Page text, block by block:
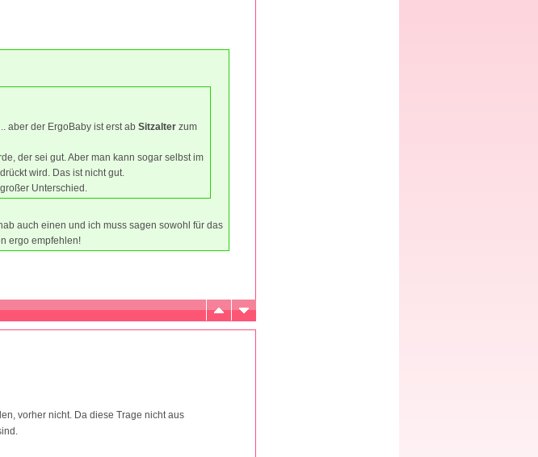
aber der ErgoBaby ist erst ab Sitzalter zum
der sei gut. Aber man kann sogar selbst im
wird. Das ist nicht gut.
Unterschied.
auch einen und ich muss sagen sowohl für das
ergo empfehlen!
vorher nicht. Da diese Trage nicht aus